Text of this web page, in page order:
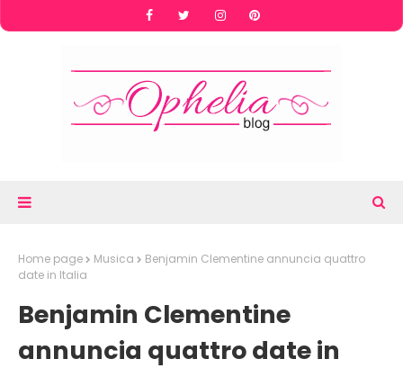
Home page Musica
Benjamin Clementine annuncia quattro
date in Italia
Benjamin Clementine
annuncia quattro date in